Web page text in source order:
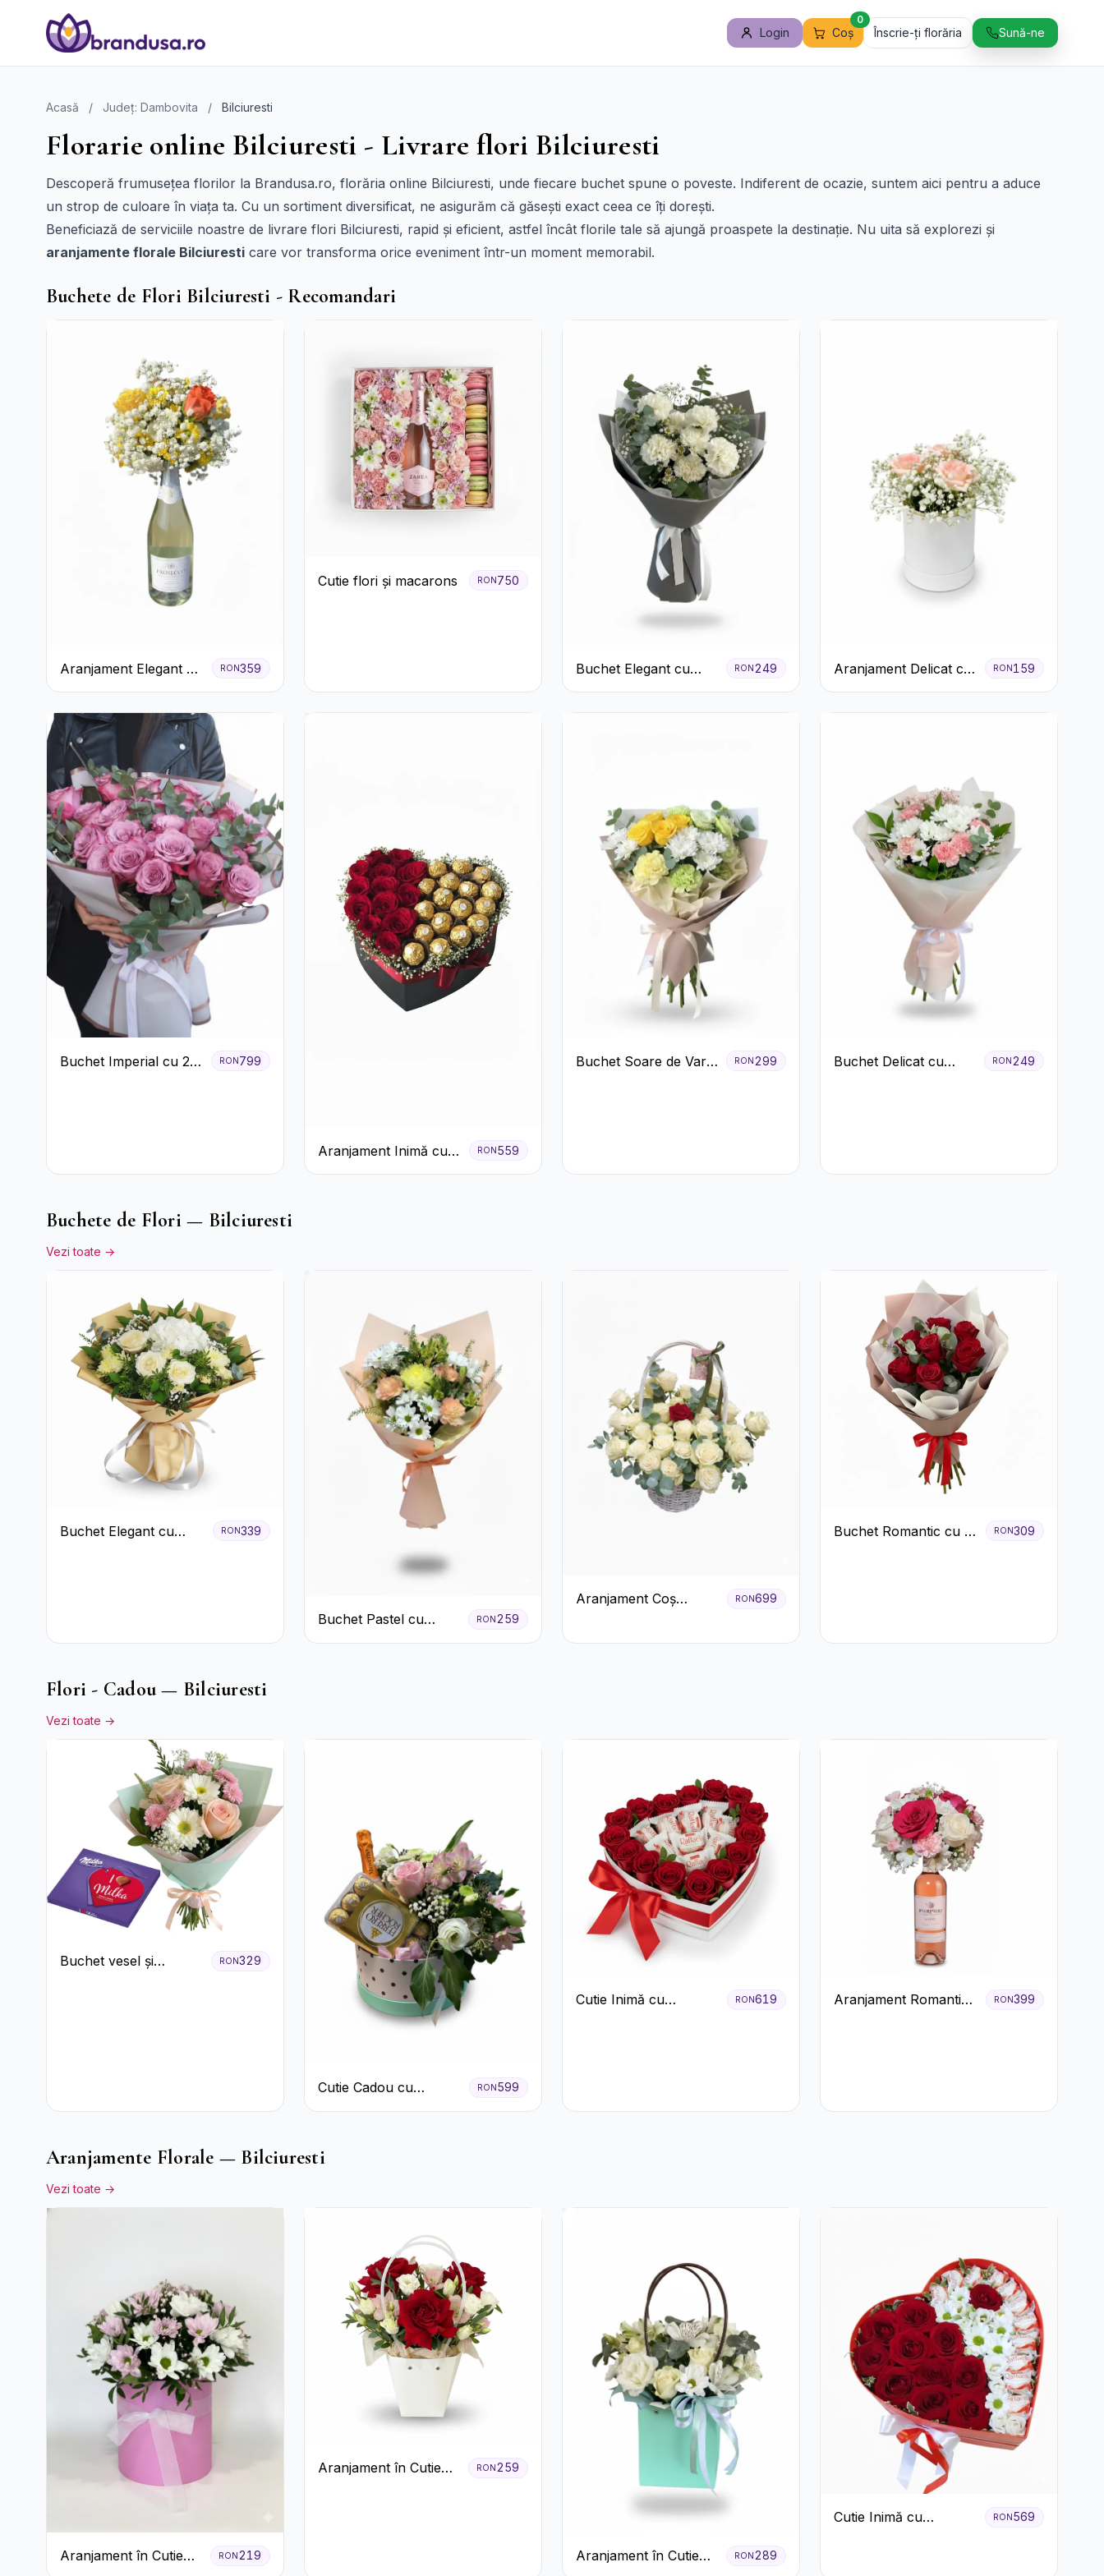
Login Coș
0
Înscrie-ți florăria Sună-ne
Acasă / Județ: Dambovita / Bilciuresti
Florarie online Bilciuresti - Livrare flori Bilciuresti
Descoperă frumusețea florilor la Brandusa.ro, florăria online Bilciuresti, unde fiecare buchet spune o poveste. Indiferent de ocazie, suntem aici pentru a aduce
un strop de culoare în viața ta. Cu un sortiment diversificat, ne asigurăm că găsești exact ceea ce îți dorești.
Beneficiază de serviciile noastre de livrare flori Bilciuresti, rapid și eficient, astfel încât florile tale să ajungă proaspete la destinație. Nu uita să explorezi și
aranjamente florale Bilciuresti care vor transforma orice eveniment într-un moment memorabil.
Buchete de Flori Bilciuresti - Recomandari
Aranjament Elegant cu
Prosecco și Flori
RON359
Cutie flori și macarons RON750
Buchet Elegant cu
Garoafe Albe și
RON249
Aranjament Delicat cu
3 Trandafiri Roz în
RON159
Buchet Imperial cu 25
RON 799
Aranjament Inimă cu
Trandafiri Roșii și
RON 559
Buchet Soare de Vară
RON 299
Buchet Delicat cu
RON 249
Buchete de Flori — Bilciuresti
Vezi toate →
Buchet Elegant cu
RON339
Buchet Pastel cu
Crizanteme și Garoafe
RON259
Aranjament Coș
RON699
Buchet Romantic cu 9
RON309
Flori - Cadou — Bilciuresti
Vezi toate →
Buchet vesel și
RON329
Cutie Cadou cu
Prosecco Mionetto
RON599
Cutie Inimă cu
RON619
Aranjament Romantic
RON399
Aranjamente Florale — Bilciuresti
Vezi toate →
Aranjament în Cutie
RON219
Aranjament în Cutie
RON259
Aranjament în Cutie
RON289
Cutie Inimă cu
RON569